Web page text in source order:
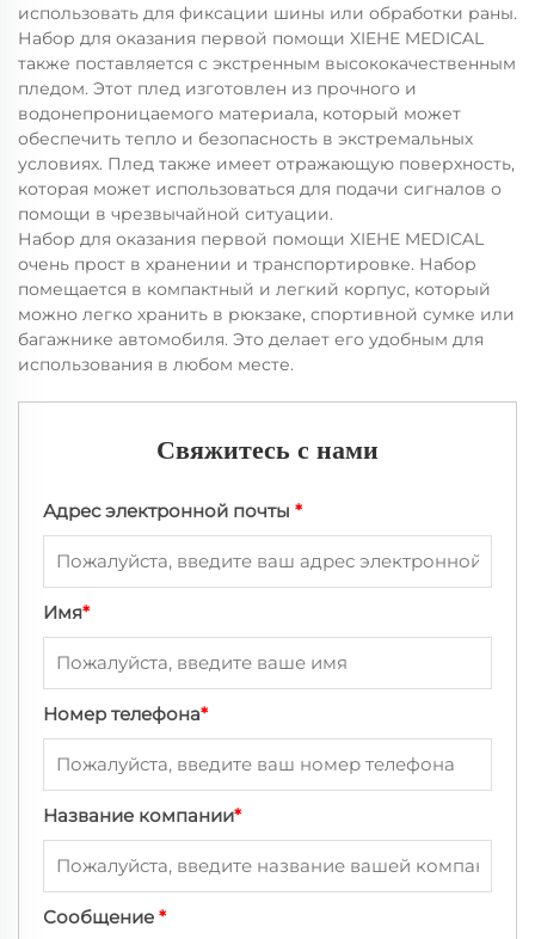
использовать для фиксации шины или обработки раны.
Набор для оказания первой помощи XIEHE MEDICAL
также поставляется с экстренным высококачественным
пледом. Этот плед изготовлен из прочного и
водонепроницаемого материала, который может
обеспечить тепло и безопасность в экстремальных
условиях. Плед также имеет отражающую поверхность,
которая может использоваться для подачи сигналов о
помощи в чрезвычайной ситуации.
Набор для оказания первой помощи XIEHE MEDICAL
очень прост в хранении и транспортировке. Набор
помещается в компактный и легкий корпус, который
можно легко хранить в рюкзаке, спортивной сумке или
багажнике автомобиля. Это делает его удобным для
использования в любом месте.
Свяжитесь с нами
Адрес электронной почты *
Имя*
Номер телефона*
Название компании*
Сообщение *